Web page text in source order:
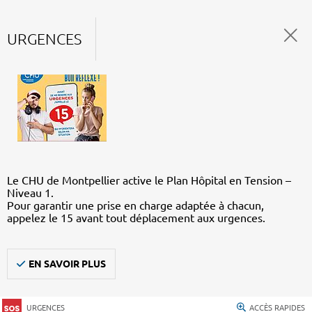
URGENCES
Le CHU de Montpellier active le Plan Hôpital en Tension –
Niveau 1.
Pour garantir une prise en charge adaptée à chacun,
appelez le 15 avant tout déplacement aux urgences.
EN SAVOIR PLUS
URGENCES ACCÈS RAPIDES